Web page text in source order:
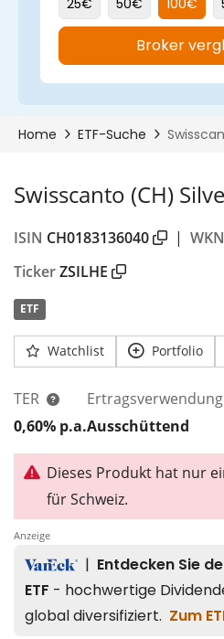
Swisscanto (CH)
ISIN CH0183136040 | WKN
TickerZSILHE
ETF
Watchlist Portfolio
TER
0,60% p.a.
Ertragsverwendung
Ausschüttend
Dieses Produkt hat nur
für Schweiz.
Anzeige